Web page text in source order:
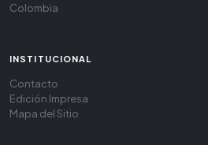
Colombia
INSTITUCIONAL
Contacto
Edición Impresa
Mapa del Sitio